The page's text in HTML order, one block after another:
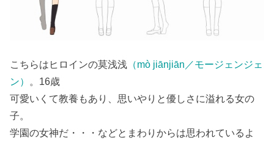
こちらはヒロインの莫浅浅 （mò jiānjiān／モージェンジェ
ン） 。16歳
可愛いくて教養もあり、思いやりと優しさに溢れる女の
子。
学園の女神だ・・・などとまわりからは思われているよ